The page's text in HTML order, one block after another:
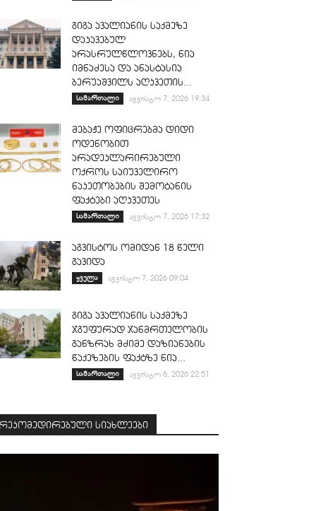
გიგა ავალიანის საქმეზე
დაკავებულ
არასრულწლოვნებს, ნია
იმნაძესა და ანასტასია
ბერუაშვილს აღკვეთის...
სამართალი აგვისტო 7, 2026 19:34
მებაჟე ოფიცრებმა დიდი
ოდენობით
არადეკლარირებული
ოქროს საიუველირო
ნაკეთობების შემოტანის
ფაქტები აღკვეთეს
სამართალი აგვისტო 7, 2026 17:32
აგვისტოს ომიდან 18 წელი
გავიდა
ყველა აგვისტო 7, 2026 09:04
გიგა ავალიანის საქმეზე
ჯგუფურად ჯანმრთელობის
განზრახ მძიმე დაზიანების
წაქეზების ფაქტზე ნია...
სამართალი აგვისტო 6, 2026 22:51
რეკომედირებული სიახლეები